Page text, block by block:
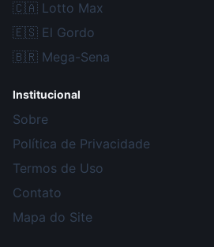
🇨🇦 Lotto Max
🇪🇸 El Gordo
🇧🇷 Mega-Sena
Institucional
Sobre
Política de Privacidade
Termos de Uso
Contato
Mapa do Site